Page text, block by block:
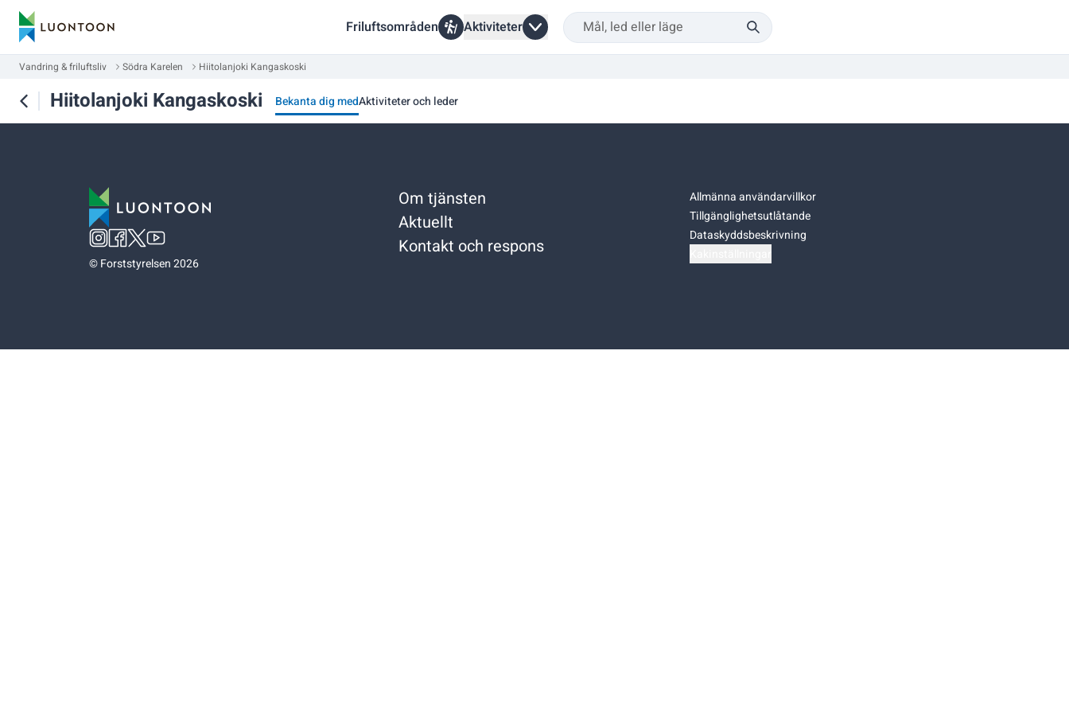
Friluftsområden Aktiviteter
Vandring & friluftsliv Södra Karelen Hiitolanjoki Kangaskoski
Hiitolanjoki Kangaskoski Bekanta dig medAktiviteter och leder
©Forststyrelsen 2026
Om tjänsten
Aktuellt
Kontakt och respons
Allmänna användarvillkor
Tillgänglighetsutlåtande
Dataskyddsbeskrivning